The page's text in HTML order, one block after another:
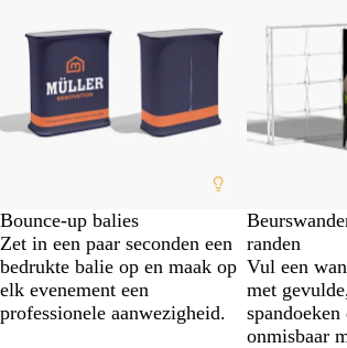
Bounce-up balies
Zet in een paar seconden een
bedrukte balie op en maak op
elk evenement een
professionele aanwezigheid.
randen
Vul een
met
onmisbaar